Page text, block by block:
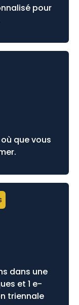
pour
que vous
dans une
et 1 e-
triennale